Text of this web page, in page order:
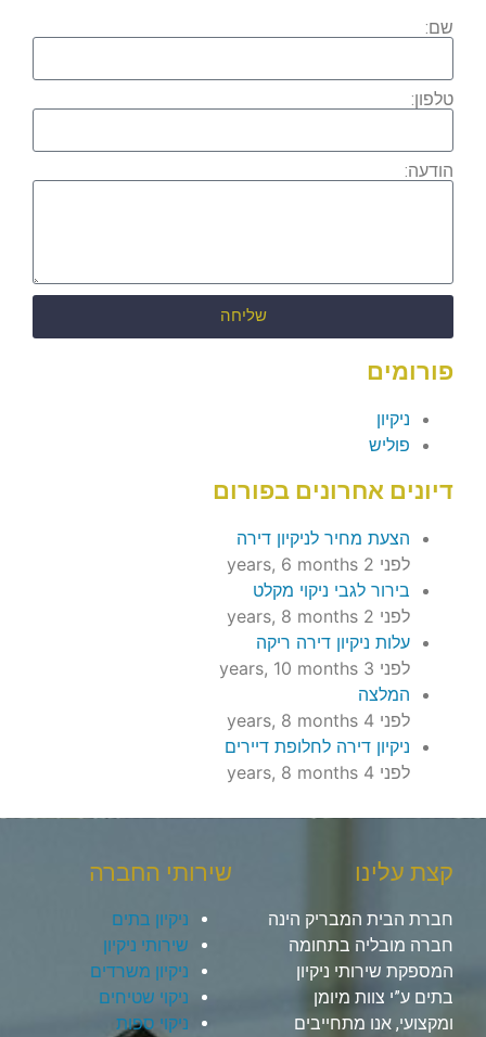
שם:
טלפון:
הודעה:
שליחה
פורומים
ניקיון
פוליש
דיונים אחרונים בפורום
הצעת מחיר לניקיון דירה
לפני 2 years, 6 months
בירור לגבי ניקוי מקלט
לפני 2 years, 8 months
עלות ניקיון דירה ריקה
לפני 3 years, 10 months
המלצה
לפני 4 years, 8 months
ניקיון דירה לחלופת דיירים
לפני 4 years, 8 months
קצת עלינו
חברת הבית המבריק הינה
חברה מובליה בתחומה
המספקת שירותי ניקיון
בתים ע”י צוות מיומן
ומקצועי, אנו מתחייבים
שירותי החברה
ניקיון בתים
שירותי ניקיון
ניקיון משרדים
ניקוי שטיחים
ניקוי ספות